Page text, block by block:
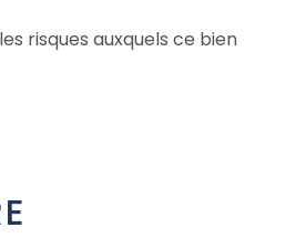
les risques auxquels ce bien